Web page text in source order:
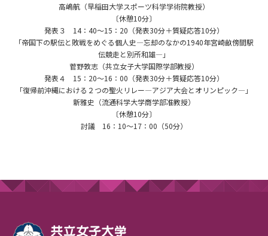
高嶋航（早稲田大学スポーツ科学学術院教授）
〔休憩10分〕
発表３ 14：40～15：20（発表30分＋質疑応答10分）
「帝国下の駅伝と敗戦をめぐる個人史―忘却のなかの1940年宮崎畝傍間駅
伝競走と別所和雄―」
菅野敦志（共立女子大学国際学部教授）
発表４ 15：20～16：00（発表30分＋質疑応答10分）
「復帰前沖縄における２つの聖火リレー―アジア大会とオリンピック―」
新雅史（流通科学大学商学部准教授）
〔休憩10分〕
討議 16：10～17：00（50分）